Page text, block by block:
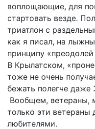
воплощающие, для
стартовать везде.
триатлон с
как я писал, на
принципу
В Крылатском,
тоже не очень
бежать полегче даже
Вообщем, ветераны,
только эти
любителями.